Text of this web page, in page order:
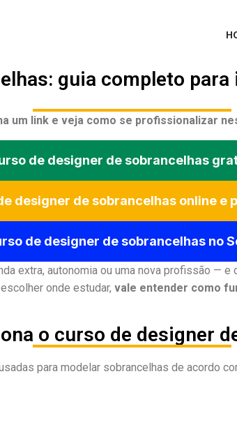
guia completo
um link e veja como se profissionalizar
de designer de sobrancelhas
designer de sobrancelhas online e
de designer de sobrancelhas no
extra, autonomia ou uma nova profissão —
onde estudar, vale entender como
o curso de designer
para modelar sobrancelhas de acordo